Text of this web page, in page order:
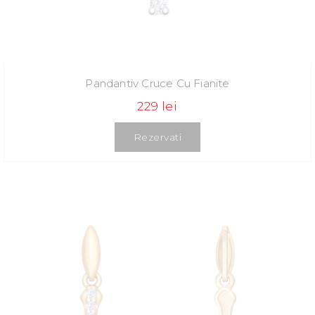
Pandantiv Cruce Cu Fianite
229 lei
Rezervati